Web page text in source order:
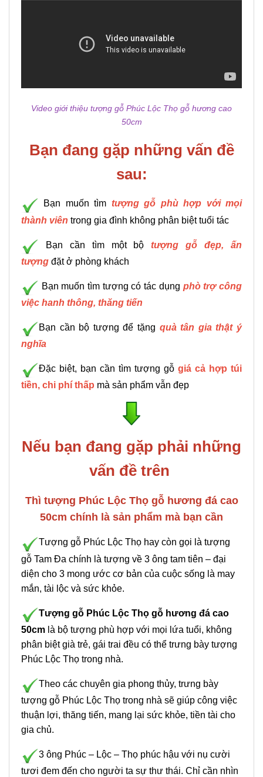
Video giới thiệu tượng gỗ Phúc Lộc Thọ gỗ hương cao
50cm
Bạn đang gặp những vấn đề
sau:
Bạn muốn tìm tượng gỗ phù hợp với mọi
thành viên trong gia đình không phân biệt tuổi tác
Bạn cần tìm một bộ
tượng gỗ đẹp, ấn
tượng đặt ở phòng khách
Bạn muốn tìm tượng có tác dụng phò trợ công
việc hanh thông, thăng tiến
Bạn cần bộ tượng để tặng quà tân gia thật ý
nghĩa
Đặc biệt, bạn cần tìm tượng gỗ giá cả hợp túi
tiền, chi phí thấp mà sản phẩm vẫn đẹp
Nếu bạn đang gặp phải những
vấn đề trên
Thì tượng Phúc Lộc Thọ gỗ hương đá cao
50cm chính là sản phẩm mà bạn cần
Tượng gỗ Phúc Lộc Thọ hay còn gọi là tượng
gỗ Tam Đa chính là tượng về 3 ông tam tiên – đại
diện cho 3 mong ước cơ bản của cuộc sống là may
mắn, tài lộc và sức khỏe.
Tượng gỗ Phúc Lộc Thọ gỗ hương đá cao
50cm là bộ tượng phù hợp với mọi lứa tuổi, không
phân biệt già trẻ, gái trai đều có thể trưng bày tượng
Phúc Lộc Thọ trong nhà.
Theo các chuyên gia phong thủy, trưng bày
tượng gỗ Phúc Lộc Thọ trong nhà sẽ giúp công việc
thuận lợi, thăng tiến, mang lại sức khỏe, tiền tài cho
gia chủ.
3 ông Phúc – Lộc – Thọ phúc hậu với nụ cười
tươi đem đến cho người ta sự thư thái. Chỉ cần nhìn